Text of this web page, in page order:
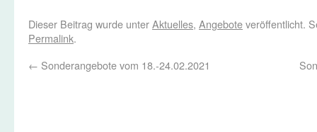
Dieser Beitrag wurde unterAktuelles, Angeboteveröffentlicht.
Permalink.
← Sonderangebote vom 18.-24.02.2021